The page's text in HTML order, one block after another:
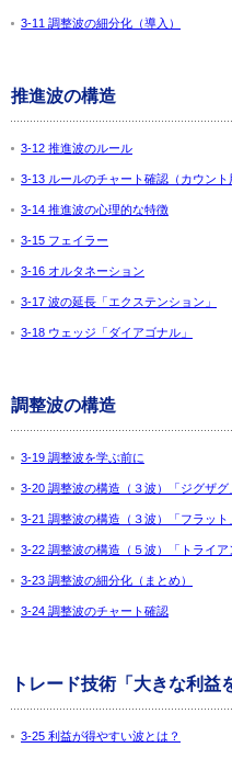
3-11 調整波の細分化（導入）
推進波の構造
3-12 推進波のルール
3-13 ルールのチャート確認（カウント
3-14 推進波の心理的な特徴
3-15 フェイラー
3-16 オルタネーション
3-17 波の延長「エクステンション」
3-18 ウェッジ「ダイアゴナル」
調整波の構造
3-19 調整波を学ぶ前に
3-20 調整波の構造（３波）「ジグザグ
3-21 調整波の構造（３波）「フラット
3-22 調整波の構造（５波）「トライア
3-23 調整波の細分化（まとめ）
3-24 調整波のチャート確認
トレード技術「大きな利益
3-25 利益が得やすい波とは？